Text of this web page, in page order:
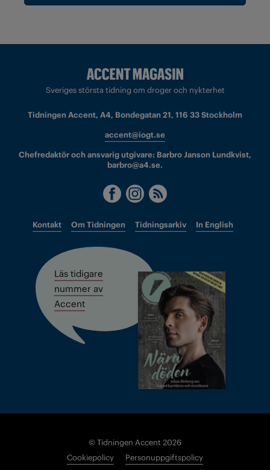
Sveriges största tidning om droger och nykterhet
Tidningen Accent, A4, Bondegatan 21, 116 33 Stockholm
accent@iogt.se
Chefredaktör och ansvarig utgivare: Barbro Janson Lundkvist,
barbro@a4.se.
Kontakt Om Tidningen Tidningsarkiv In English
Läs tidigare
nummer av
Accent
© Tidningen Accent 2026
Cookiepolicy
Personuppgiftspolicy